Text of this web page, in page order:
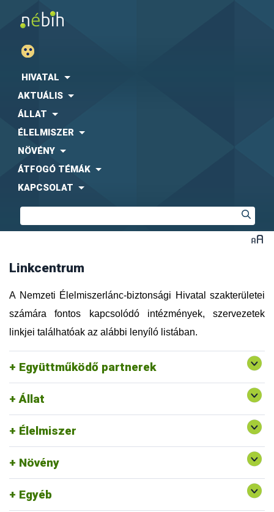
HIVATAL
AKTUÁLIS
ÁLLAT
ÉLELMISZER
NÖVÉNY
ÁTFOGÓ TÉMÁK
KAPCSOLAT
Linkcentrum
A Nemzeti Élelmiszerlánc-biztonsági Hivatal szakterületei
számára fontos kapcsolódó intézmények, szervezetek
linkjei találhatóak az alábbi lenyíló listában.
Együttműködő partnerek
Agrárgazdasági Kutató Intézet (AKI)
(FEOSZ)
Közbeszerzési Hatóság (KH)
Központi Statisztikai Hivatal (KSH)
Magyar Díszkertészek Szövetsége
Magyar Ebtartók Országos Egyesülete (MEBO)
Magyar Máltai Szeretetszolgálat
Magyar Utazási Irodák Szövetsége (MUISZ)
Nemzeti Közszolgálati Egyetem (NKE)
Intézet (OGYÉI)
Szellemi Tulajdon Nemzeti Hivatala (SZTNH)
Táplálkozás, Életmód és Testmozgás Platform
Egyesület (TÉT Platform)
Vám, Jövedéki és Adóügyi Szolgáltatók Szövetsége
(VJASZSZ)
Állat
Élelmiszer
Növény
Egyéb
Rendszerszervezési és Felügyeleti
Igazgatóság ajánlott linkjei
Egységes Nyilvántartási és Azonosítási Rendszer
Felszín Alatti Vizekért Alapítvány
Kölcsönös Megfeleltetés honlap